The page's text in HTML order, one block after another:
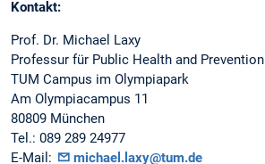
Kontakt:
Prof. Dr. Michael Laxy
Professur für Public Health and Prevention
TUM Campus im Olympiapark
Am Olympiacampus 11
80809 München
Tel.: 089 289 24977
E-Mail:
michael.laxy@tum.de